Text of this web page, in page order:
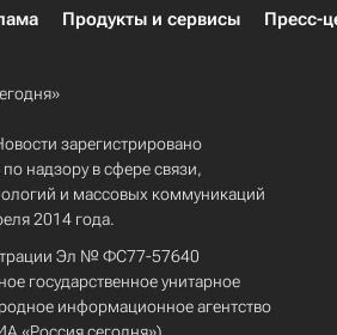
Продукты и сервисы Пресс-
зарегистрировано
надзору в сфере связи,
и массовых коммуникаций
2014 года.
Эл № ФС77-57640
государственное унитарное
информационное агентство